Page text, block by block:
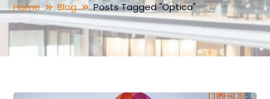
Home Blog Posts Tagged "Optica"